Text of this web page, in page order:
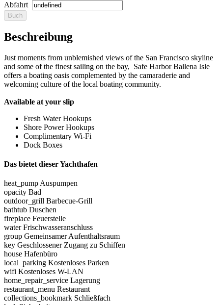
Abfahrt
Beschreibung
Just moments from unblemished views of the San Francisco skyline
and some of the finest sailing on the bay, Safe Harbor Ballena Isle
offers a boating oasis complemented by the camaraderie and
welcoming culture of the local boating community.
Available at your slip
Fresh Water Hookups
Shore Power Hookups
Complimentary Wi-Fi
Dock Boxes
Das bietet dieser Yachthafen
heat_pump Auspumpen
opacity Bad
outdoor_grill Barbecue-Grill
bathtub Duschen
fireplace Feuerstelle
water Frischwasseranschluss
group Gemeinsamer Aufenthaltsraum
key Geschlossener Zugang zu Schiffen
house Hafenbüro
local_parking Kostenloses Parken
wifi Kostenloses W-LAN
home_repair_service Lagerung
restaurant_menu Restaurant
collections_bookmark Schließfach